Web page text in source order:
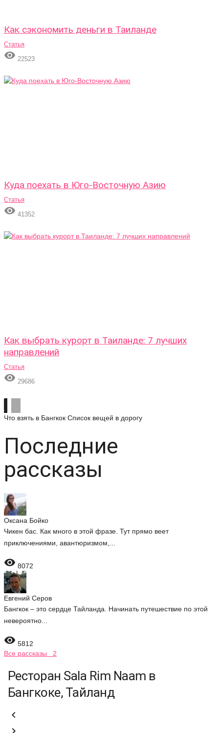
Как сэкономить деньги в Таиланде
Статья
 22523
Куда поехать в Юго-Восточную Азию
Статья
 41352
Как выбрать курорт в Таиланде: 7 лучших
направлений
Статья
 29686
Что взять в Бангкок Список вещей в дорогу
Последние
рассказы
Оксана Бойко
Чикен бас. Как много в этой фразе. Тут прямо веет
приключениями, авантюризмом,...
 8072
Евгений Серов
Бангкок – это сердце Тайланда. Начинать путешествие по этой
невероятно...
 5812
Все рассказы 2
Ресторан Sala Rim Naam в
Бангкоке, Тайланд
